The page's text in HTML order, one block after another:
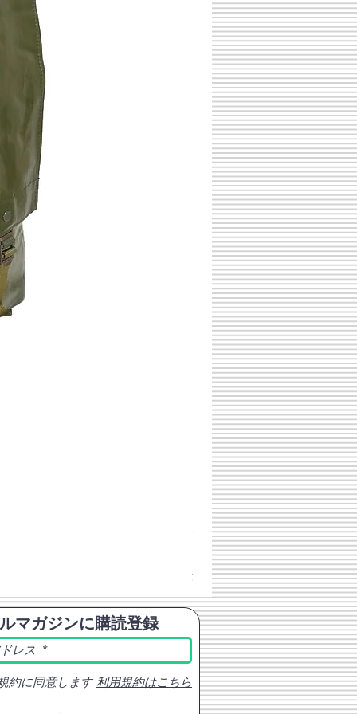
チェコスロバキア軍 連邦共
価格
￥398
消費税込み
マガジンに購読登録
約に同意します 利用規約はこちら